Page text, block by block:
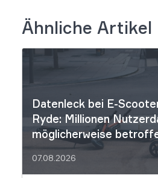
Ähnliche Artikel
Datenleck bei E-
Ryde: Millionen
möglicherweise
07.08.2026